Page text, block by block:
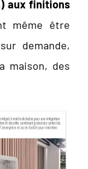
aux finitions
même être
demande,
maison, des